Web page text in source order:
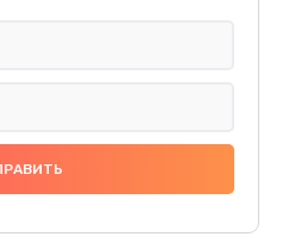
электроники